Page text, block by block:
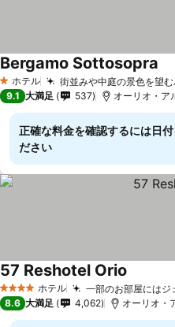
1 ホテルのランク
ホテル 街並みや中庭の景色を望
Bergamo Sottosopra
9.1 大満足 537 オーリオ・ア
正確な料金を確認するには日付
ださい
4 ホテルのランク
ホテル 一部のお部屋にはジ
57 Reshotel Orio
8.6 大満足 4,062 オーリオ・